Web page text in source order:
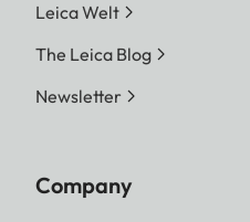
Leica Welt
The Leica Blog
Newsletter
Company